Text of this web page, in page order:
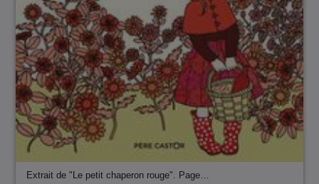
Extrait de "Le petit chaperon rouge". Page…